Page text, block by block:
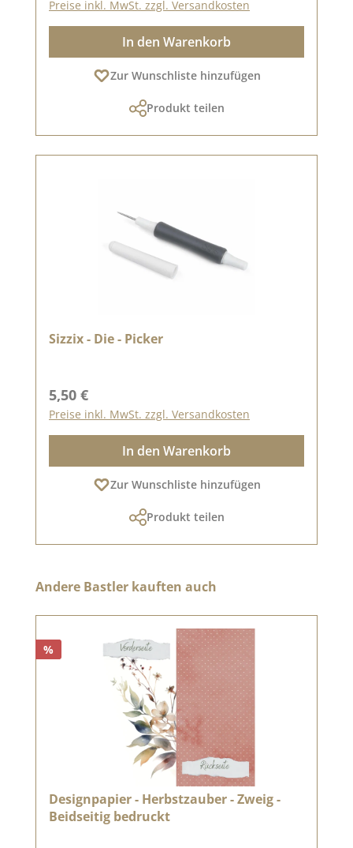
Preise inkl. MwSt. zzgl. Versandkosten
In den Warenkorb
Zur Wunschliste hinzufügen
Produkt teilen
Sizzix - Die - Picker
Regulärer Preis:
5,50 €
Preise inkl. MwSt. zzgl. Versandkosten
In den Warenkorb
Zur Wunschliste hinzufügen
Produkt teilen
Produktgalerie überspringen
Andere Bastler kauften auch
%
Designpapier - Herbstzauber - Zweig -
Beidseitig bedruckt